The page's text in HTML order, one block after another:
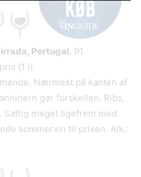
Portugal. 91
(1 l)
Nærmest på kanten af
gør forskellen. Ribs,
meget ligefrem med
sommervin til prisen. Alk.: